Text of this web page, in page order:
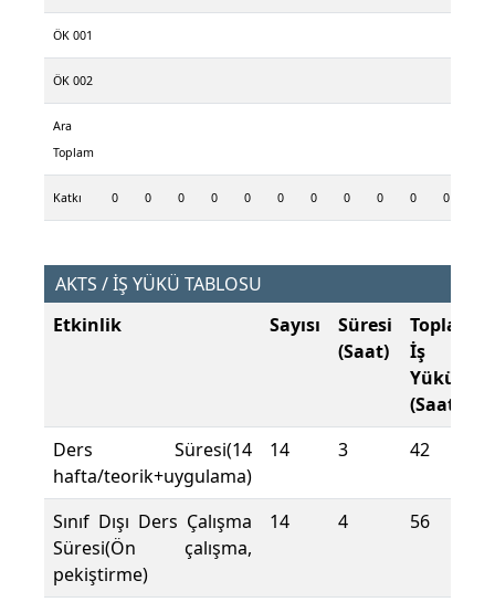
ÖK 001
ÖK 002
Ara
Toplam
Katkı 0 0 0 0 0 0 0 0 0 0 0
AKTS / İŞ YÜKÜ TABLOSU
Etkinlik
Sayısı
Süresi
(Saat)
Toplam
İş
Yükü
(Saat)
Ders Süresi(14
hafta/teorik+uygulama)
14 3 42
Sınıf Dışı Ders Çalışma
Süresi(Ön çalışma,
pekiştirme)
14 4 56